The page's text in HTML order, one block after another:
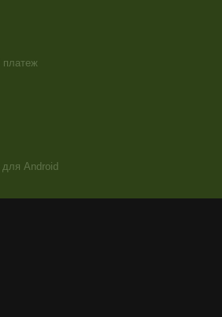
первый год жизни; с двух до трех
растит волосы; как выбрать детскую
ребенок, уход, малыш, опрятность
shop/text/10028952/
платеж
Android